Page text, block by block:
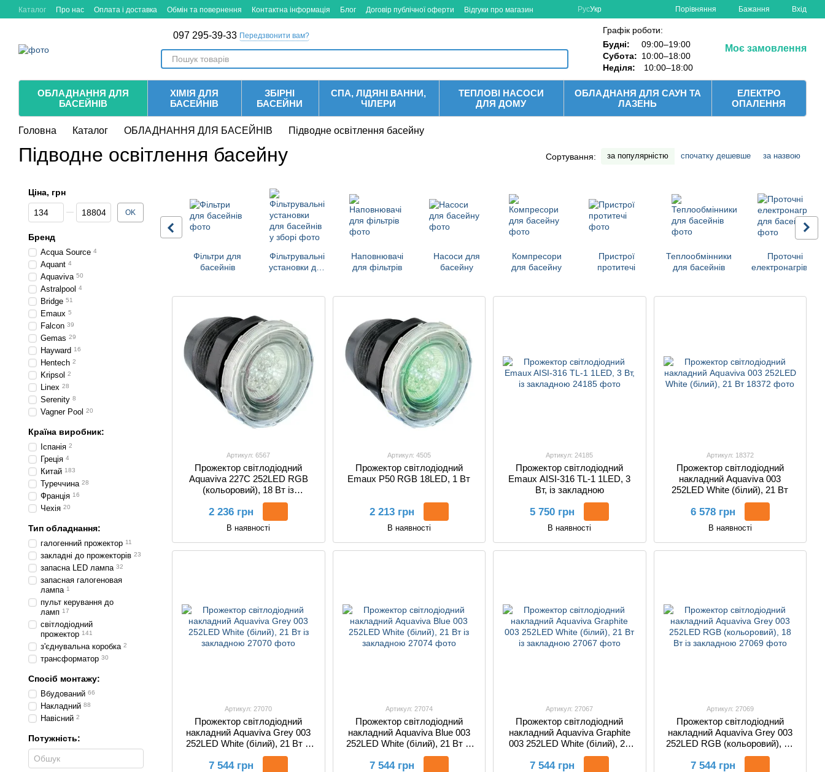
Перейти до основного контенту
Каталог Про нас Оплата і доставка Обмін та повернення Контактна інформація Блог Договір публічної оферти Відгуки про магазин РусУкр Порівняння Бажання Вхід
097 295-39-33 Передзвонити вам?
Графік роботи:
Будні:
09:00–19:00
Субота: 10:00–18:00
Неділя:
10:00–18:00
Моє замовлення
ОБЛАДНАННЯ ДЛЯ
БАСЕЙНІВ
ХІМІЯ ДЛЯ
БАСЕЙНІВ
ЗБІРНІ
БАСЕЙНИ
СПА, ЛІДЯНІ ВАННИ,
ЧІЛЕРИ
ТЕПЛОВІ НАСОСИ
ДЛЯ ДОМУ
ОБЛАДНАНЯ ДЛЯ САУН ТА
ЛАЗЕНЬ
ЕЛЕКТРО
ОПАЛЕННЯ
Головна Каталог ОБЛАДНАННЯ ДЛЯ БАСЕЙНІВ Підводне освітлення басейну
Підводне освітлення басейну Сортування: за популярністю спочатку дешевше за назвою
Фільтри для
басейнів
Фільтрувальні
установки для
Наповнювачі
для фільтрів
Насоси для
басейну
Компресори
для басейну
Пристрої
протитечі
Теплообмінники
для басейнів
Проточні
електронагрівачі
Артикул: 6567
Прожектор світлодіодний
Aquaviva 227C 252LED RGB
(кольоровий), 18 Вт із
закладною
2 236 грн
В наявності
Артикул: 4505
Прожектор світлодіодний
Emaux P50 RGB 18LED, 1 Вт
2 213 грн
В наявності
Артикул: 24185
Прожектор світлодіодний
Emaux AISI-316 TL-1 1LED, 3
Вт, із закладною
5 750 грн
В наявності
Артикул: 18372
Прожектор світлодіодний
накладний Aquaviva 003
252LED White (білий), 21 Вт
6 578 грн
В наявності
Артикул: 27070
Прожектор світлодіодний
накладний Aquaviva Grey 003
252LED White (білий), 21 Вт із
закладною
7 544 грн
Артикул: 27074
Прожектор світлодіодний
накладний Aquaviva Blue 003
252LED White (білий), 21 Вт із
закладною
7 544 грн
Артикул: 27067
Прожектор світлодіодний
накладний Aquaviva Graphite
003 252LED White (білий), 21
Вт із закладною
7 544 грн
Артикул: 27069
Прожектор світлодіодний
накладний Aquaviva Grey 003
252LED RGB (кольоровий), 18
Вт із закладною
7 544 грн
Ціна, грн
Від Ціна, грн
До Ціна, грн OK
Бренд
Acqua Source 4
Aquant 4
Aquaviva 50
Astralpool 4
Bridge 51
Emaux 5
Falcon 39
Gemas 29
Hayward 16
Hentech 2
Kripsol 2
Linex 28
Serenity 8
Vagner Pool 20
Країна виробник:
Іспанія 2
Греція 4
Китай 183
Туреччина 28
Франція 16
Чехія 20
Тип обладнання:
галогенний прожектор 11
закладні до прожекторів 23
запасна LED лампа 32
запасная галогеновая
лампа 1
пульт керування до
ламп 17
світлодіодний
прожектор 141
з'єднувальна коробка 2
трансформатор 30
Спосіб монтажу:
Вбудований 66
Накладний 88
Навісний 2
Потужність: